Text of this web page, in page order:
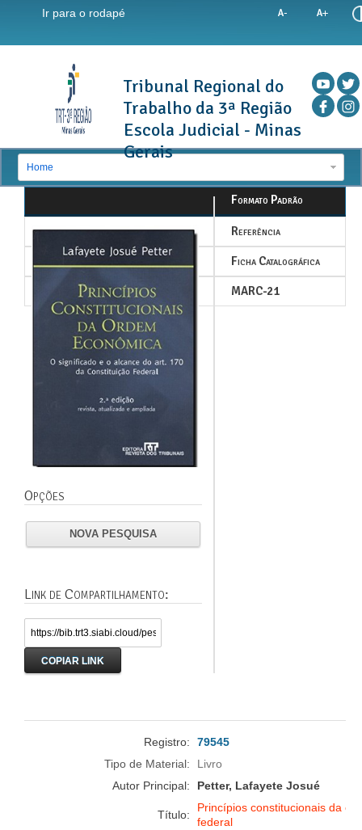
Ir para o rodapé
Tribunal Regional do
Trabalho da 3ª Região
Escola Judicial - Minas
Gerais
Home
Opções
NOVA PESQUISA
Link de Compartilhamento:
COPIAR LINK
Formato Padrão
Referência
Ficha Catalográfica
MARC-21
Registro:
79545
Tipo de Material:
Livro
Autor Principal:
Petter, Lafayete Josué
Título:
Princípios constitucionais da
federal